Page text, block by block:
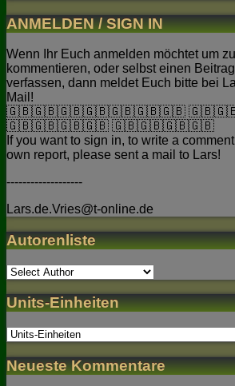
ANMELDEN / SIGN IN
Wenn Ihr Euch anmelden möchtet um zu
kommentieren, oder selbst einen
verfassen, dann meldet Euch bitte bei
Mail!
🇬🇧🇬🇧🇬🇧🇬🇧🇬🇧🇬🇧🇬🇧
🇬🇧🇬🇧🇬🇧🇬🇧 🇬🇧🇬🇧🇬🇧🇬🇧
If you want to sign in, to write a
own report, please sent a mail to Lars!
-------------------
Lars.de.Vries@t-online.de
Autorenliste
Units-Einheiten
Neueste Kommentare